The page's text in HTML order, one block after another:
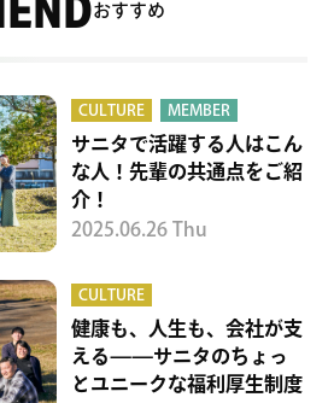
おすすめ
CULTURE MEMBER
サニタで活躍する人はこん
な人！先輩の共通点をご紹
介！
2025.06.26 Thu
CULTURE
健康も、人生も、会社が支
える——サニタのちょっ
とユニークな福利厚生制度